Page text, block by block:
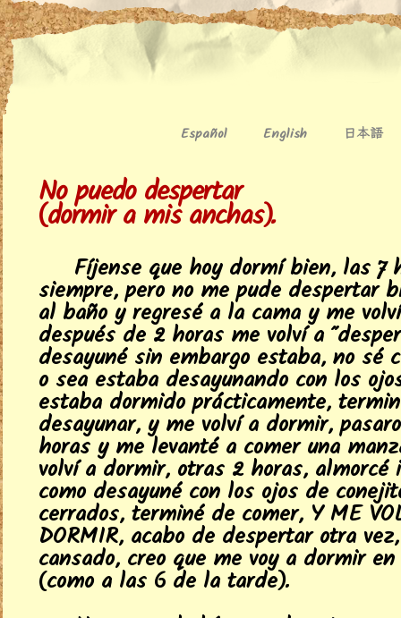
Español English 日本語
No puedo despertar
(dormir a mis anchas).
Fíjense que hoy dormí bien, las 7
siempre, pero no me pude despertar
al baño y regresé a la cama y me
después de 2 horas me volví a
desayuné sin embargo estaba, no sé
o sea estaba desayunando con los
estaba dormido prácticamente,
desayunar, y me volví a dormir,
horas y me levanté a comer una
volví a dormir, otras 2 horas, almorcé
como desayuné con los ojos de
cerrados, terminé de comer, Y ME
DORMIR, acabo de despertar otra
cansado, creo que me voy a dormir
(como a las 6 de la tarde).